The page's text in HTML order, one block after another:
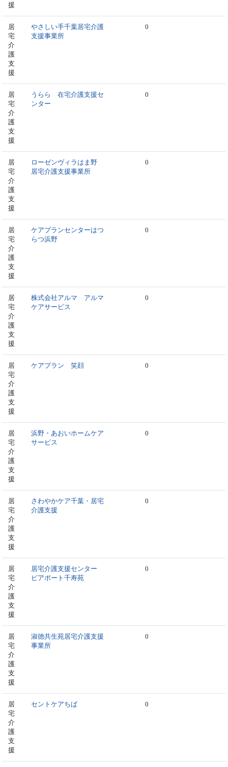
援
居
宅
介
護
支
援
やさしい手千葉居宅介護
支援事業所
0
居
宅
介
護
支
援
うらら 在宅介護支援セ
ンター
0
居
宅
介
護
支
援
ローゼンヴィラはま野
居宅介護支援事業所
0
居
宅
介
護
支
援
ケアプランセンターはつ
らつ浜野
0
居
宅
介
護
支
援
株式会社アルマ アルマ
ケアサービス
0
居
宅
介
護
支
援
ケアプラン 笑顔 0
居
宅
介
護
支
援
浜野・あおいホームケア
サービス
0
居
宅
介
護
支
援
さわやかケア千葉・居宅
介護支援
0
居
宅
介
護
支
援
居宅介護支援センター
ピアポート千寿苑
0
居
宅
介
護
支
援
淑徳共生苑居宅介護支援
事業所
0
居
宅
介
護
支
援
セントケアちば 0